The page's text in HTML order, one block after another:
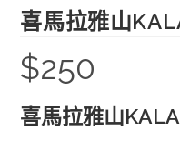
喜馬拉雅山
$250
喜馬拉雅山